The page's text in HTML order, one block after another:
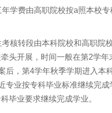
学费由高职院校按a照本校
核转段由本科院校和高职院
头开展，时间一般在第2学年
后，第4学年秋季学期进入本
专业按专科毕业标准继续完
毕业要求继续完成学业。